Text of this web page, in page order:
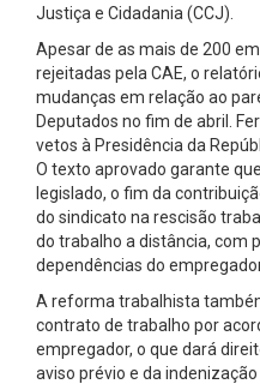
Justiça e Cidadania (CCJ).
Apesar de as mais de 200
rejeitadas pela CAE, o
mudanças em relação ao
Deputados no fim de abril.
vetos à Presidência da
O texto aprovado garante
legislado, o fim da
do sindicato na rescisão
do trabalho a distância, com
dependências do
A reforma trabalhista
contrato de trabalho por
empregador, o que dará
aviso prévio e da